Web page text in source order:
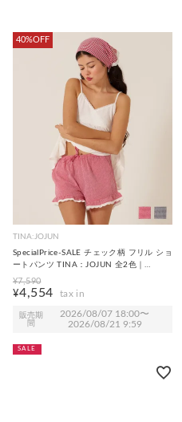
40%OFF
TINA:JOJUN
SpecialPrice-SALE チェック柄 フリル ショ
ートパンツ TINA：JOJUN 全2色｜
tnj721-1245【2】
¥7,590
¥4,554
販売期
間
2026/08/07 18:00〜
2026/08/21 9:59
SALE